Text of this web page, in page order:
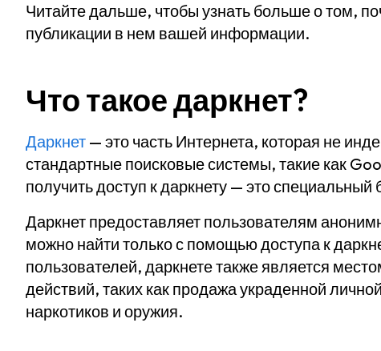
Читайте дальше, чтобы узнать больше о том,
публикации в нем вашей информации.
Что такое даркнет?
Даркнет — это часть Интернета, которая не
стандартные поисковые системы, такие как
получить доступ к даркнету — это специальный
Даркнет предоставляет пользователям
можно найти только с помощью доступа к
пользователей, даркнете также является
действий, таких как продажа украденной
наркотиков и оружия.